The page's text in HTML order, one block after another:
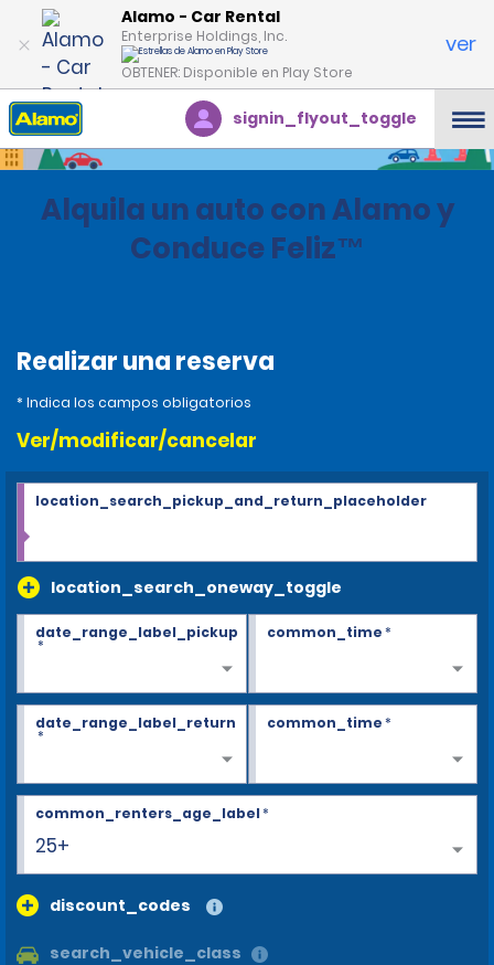
Alamo - Car Rental
Enterprise Holdings, Inc.
OBTENER: Disponible en Play Store
ver
signin_flyout_toggle
Alquila un auto con Alamo y
Conduce Feliz™
Realizar una reserva
* Indica los campos obligatorios
Ver/modificar/cancelar
location_search_oneway_toggle
location_search_pickup_and_return_placeholder
date_range_label_pickup
*
common_time*
date_range_label_return
*
common_time*
25+
common_renters_age_label*
discount_codes
search_vehicle_class